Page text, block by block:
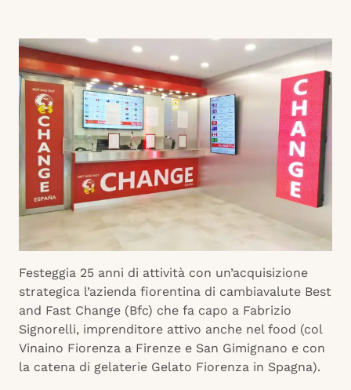
Festeggia 25 anni di attività con un’acquisizione
strategica l’azienda fiorentina di cambiavalute Best
and Fast Change (Bfc) che fa capo a Fabrizio
Signorelli, imprenditore attivo anche nel food (col
Vinaino Fiorenza a Firenze e San Gimignano e con
la catena di gelaterie Gelato Fiorenza in Spagna).